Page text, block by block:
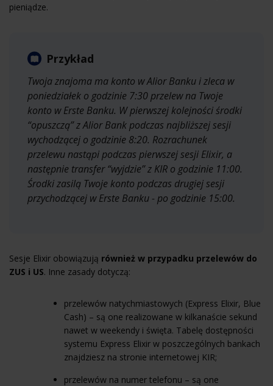
pieniądze.
Przykład
Twoja znajoma ma konto w Alior Banku i zleca w
poniedziałek o godzinie 7:30 przelew na Twoje
konto w Erste Banku. W pierwszej kolejności środki
“opuszczą” z Alior Bank podczas najbliższej sesji
wychodzącej o godzinie 8:20. Rozrachunek
przelewu nastąpi podczas pierwszej sesji Elixir, a
następnie transfer “wyjdzie” z KIR o godzinie 11:00.
Środki zasilą Twoje konto podczas drugiej sesji
przychodzącej w Erste Banku - po godzinie 15:00.
Sesje Elixir obowiązują również w przypadku przelewów do
ZUS i US. Inne zasady dotyczą:
przelewów natychmiastowych (Express Elixir, Blue
Cash) – są one realizowane w kilkanaście sekund
nawet w weekendy i święta. Tabelę dostępności
systemu Express Elixir w poszczególnych bankach
znajdziesz na stronie internetowej KIR;
przelewów na numer telefonu – są one